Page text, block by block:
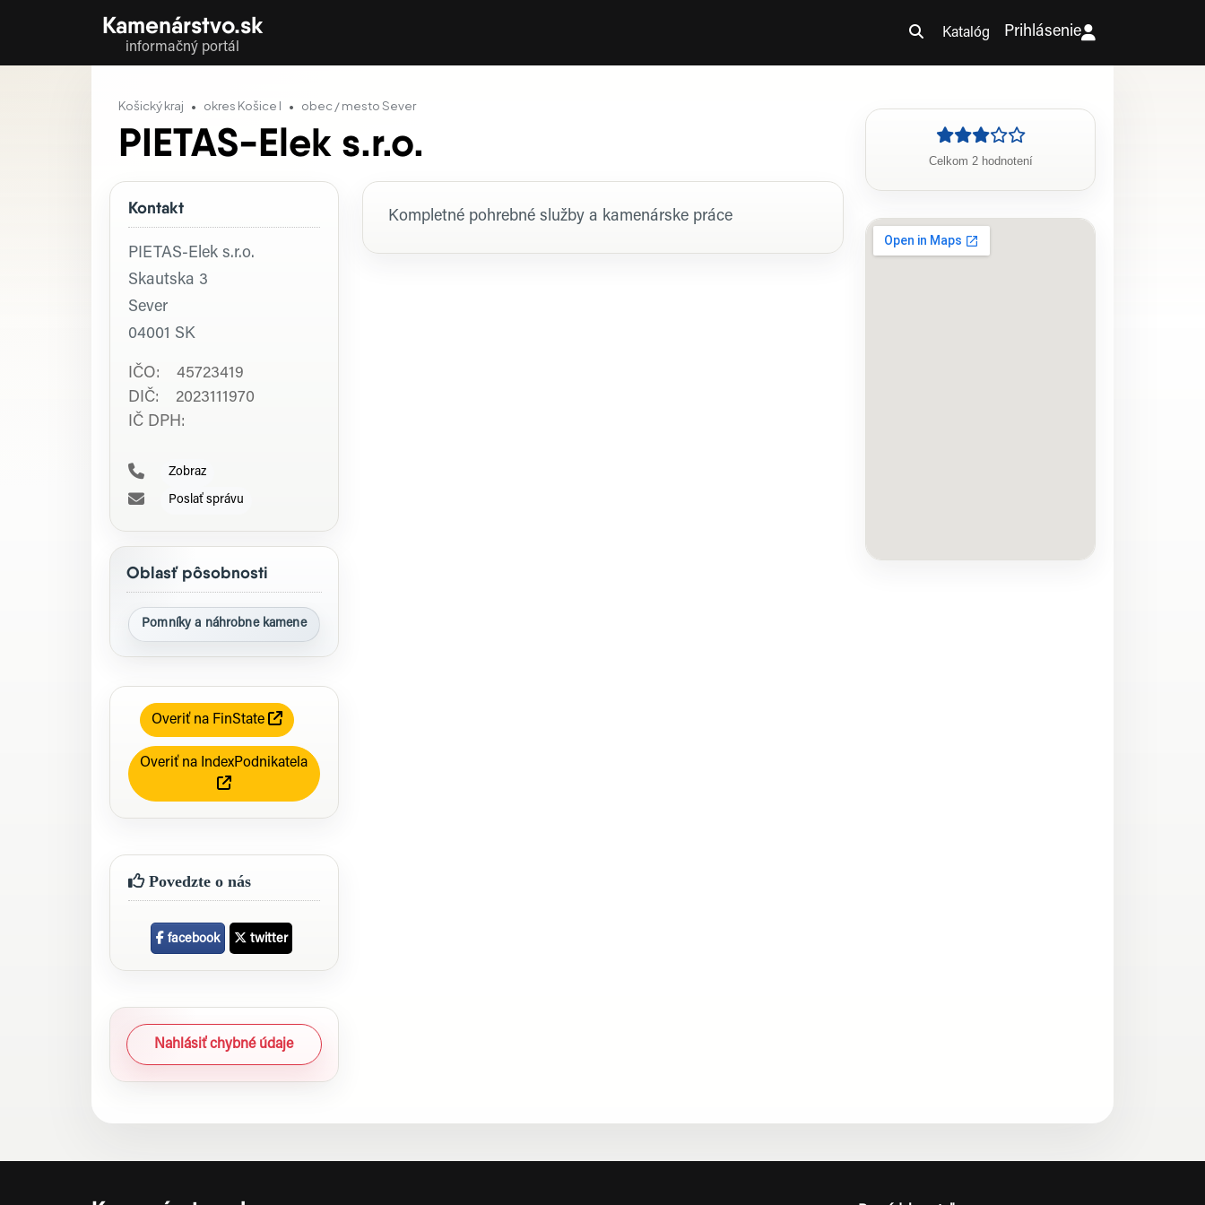
Kamenárstvo.sk
informačný portál
Katalóg Prihlásenie
Košický kraj okres Košice I obec / mesto Sever
PIETAS-Elek s.r.o.
Kontakt
PIETAS-Elek s.r.o.
Skautska 3
Sever
04001 SK
IČO: 45723419
DIČ: 2023111970
IČ DPH:
Zobraz
Poslať správu
Oblasť pôsobnosti
Pomníky a náhrobne kamene
Overiť na FinState
Overiť na IndexPodnikatela
Povedzte o nás
facebook twitter
Nahlásiť chybné údaje
Profil firmy
Kompletné pohrebné služby a kamenárske práce
Celkom 2 hodnotení